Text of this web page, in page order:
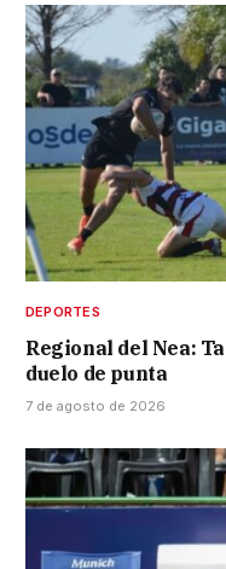
DEPORTES
Regional del Nea:
duelo de punta
7 de agosto de 2026